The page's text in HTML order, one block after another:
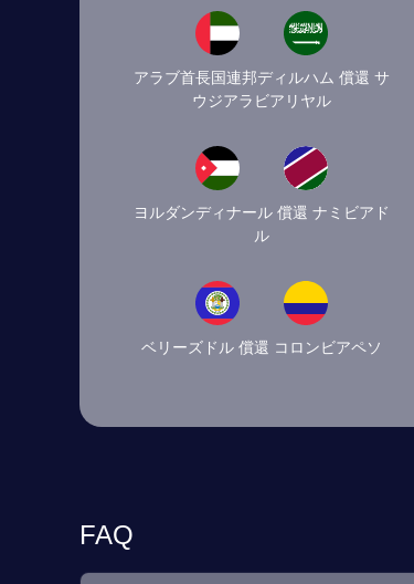
アラブ首長国連邦ディルハム 償還 サ
ウジアラビアリヤル
ヨルダンディナール 償還 ナミビアド
ル
ベリーズドル 償還 コロンビアペソ
FAQ